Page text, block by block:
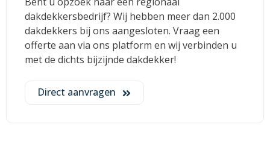
dakdekkersbedrijf? Wij hebben meer dan 2.000
dakdekkers bij ons aangesloten. Vraag een
offerte aan via ons platform en wij verbinden u
met de dichts bijzijnde dakdekker!
Direct aanvragen